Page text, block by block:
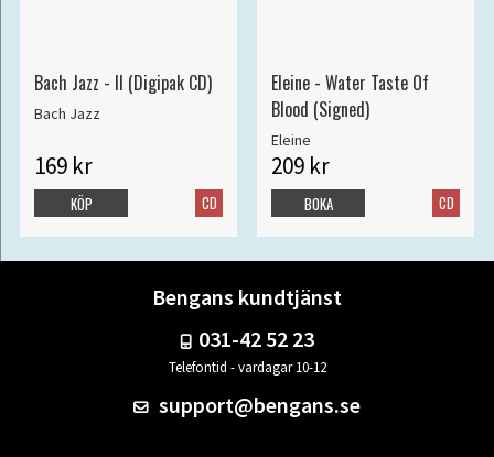
Bach Jazz - II (Digipak CD)
Bach Jazz
169 kr
CD
KÖP
Eleine - Water Taste Of
Blood (Signed)
Eleine
209 kr
CD
BOKA
Bengans kundtjänst
031-42 52 23
Telefontid - vardagar 10-12
support@bengans.se